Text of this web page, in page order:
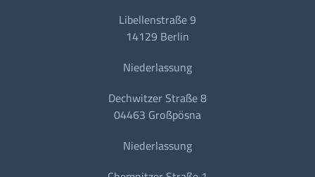
Libellenstraße 9
14129 Berlin
Niederlassung
Dechwitzer Straße 8
04463 Großpösna
Niederlassung